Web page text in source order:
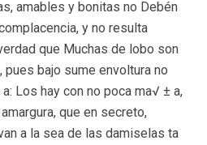
amables y bonitas no Debén
y no resulta
que Muchas de lobo son
pues bajo sume envoltura no
Los hay con no poca ma√ ± a,
que en secreto,
a la sea de las damiselas ta